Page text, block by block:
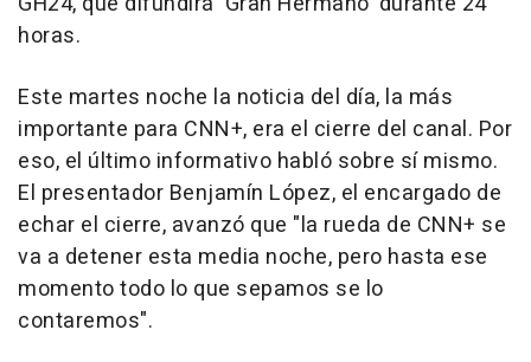
horas.
Este martes noche la noticia del día, la más
importante para CNN+, era el cierre del canal. Por
eso, el último informativo habló sobre sí mismo.
El presentador Benjamín López, el encargado de
echar el cierre, avanzó que "la rueda de CNN+ se
va a detener esta media noche, pero hasta ese
momento todo lo que sepamos se lo
contaremos".